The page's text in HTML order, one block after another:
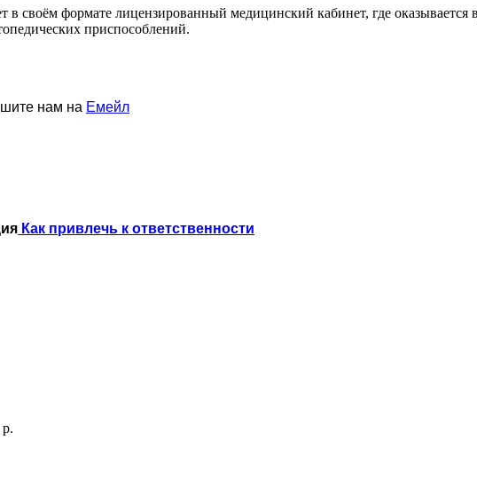
своём формате лицензированный медицинский кабинет, где оказывается
приспособлений.
нам на Емейл
Как привлечь к ответственности